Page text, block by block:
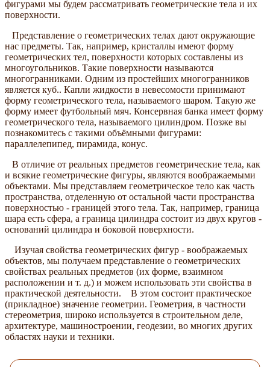
фигурами мы будем рассматривать геометрические тела и их
поверхности.
Представление о геометрических телах дают окружающие
нас предметы. Так, например, кристаллы имеют форму
геометрических тел, поверхности которых составлены из
многоугольников. Такие поверхности называются
многогранниками. Одним из простейших многогранников
является куб.. Капли жидкости в невесомости принимают
форму геометрического тела, называемого шаром. Такую же
форму имеет футбольный мяч. Консервная банка имеет форму
геометрического тела, называемого цилиндром. Позже вы
познакомитесь с такими объёмными фигурами:
параллелепипед, пирамида, конус.
В отличие от реальных предметов геометрические тела, как
и всякие геометрические фигуры, являются воображаемыми
объектами. Мы представляем геометрическое тело как часть
пространства, отделенную от остальной части пространства
поверхностью - границей этого тела. Так, например, граница
шара есть сфера, а граница цилиндра состоит из двух кругов -
оснований цилиндра и боковой поверхности.
Изучая свойства геометрических фигур - воображаемых
объектов, мы получаем представление о геометрических
свойствах реальных предметов (их форме, взаимном
расположении и т. д.) и можем использовать эти свойства в
практической деятельности. В этом состоит практическое
(прикладное) значение геометрии. Геометрия, в частности
стереометрия, широко используется в строительном деле,
архитектуре, машиностроении, геодезии, во многих других
областях науки и техники.